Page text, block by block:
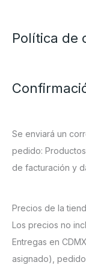
Política de
Se enviará un
pedido:
de facturación y
Precios de la
Los precios no
Entregas en
asignado),